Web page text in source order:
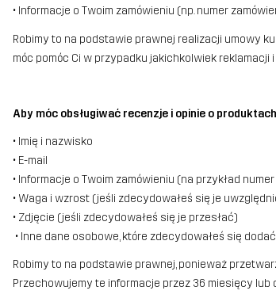
• Informacje o Twoim zamówieniu (np. numer
Robimy to na podstawie prawnej realizacji umowy
móc pomóc Ci w przypadku jakichkolwiek
Aby móc obsługiwać recenzje i opinie o
• Imię i nazwisko
• E-mail
• Informacje o Twoim zamówieniu (na przykład
• Waga i wzrost (jeśli zdecydowałeś się je
• Zdjęcie (jeśli zdecydowałeś się je przesłać)
• Inne dane osobowe, które zdecydowałeś się
Robimy to na podstawie prawnej, ponieważ
Przechowujemy te informacje przez 36 miesięcy